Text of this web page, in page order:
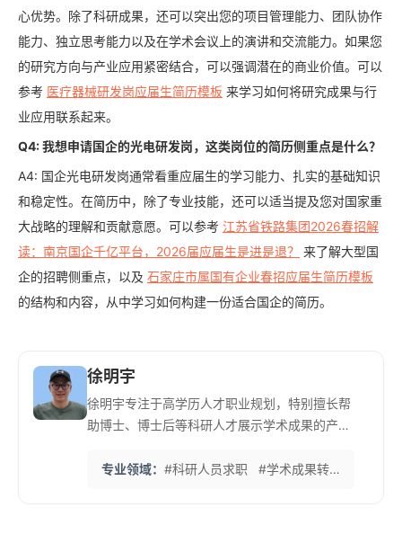
心优势。除了科研成果，还可以突出您的项目管理能力、团队协作
能力、独立思考能力以及在学术会议上的演讲和交流能力。如果您
的研究方向与产业应用紧密结合，可以强调潜在的商业价值。可以
参考 医疗器械研发岗应届生简历模板 来学习如何将研究成果与行
业应用联系起来。
Q4: 我想申请国企的光电研发岗，这类岗位的简历侧重点是什么？
A4: 国企光电研发岗通常看重应届生的学习能力、扎实的基础知识
和稳定性。在简历中，除了专业技能，还可以适当提及您对国家重
大战略的理解和贡献意愿。可以参考 江苏省铁路集团2026春招解
读：南京国企千亿平台，2026届应届生是进是退？
来了解大型国
企的招聘侧重点，以及 石家庄市属国有企业春招应届生简历模板
的结构和内容，从中学习如何构建一份适合国企的简历。
徐明宇
徐明宇专注于高学历人才职业规划，特别擅长帮
助博士、博士后等科研人才展示学术成果的产业
他的‘学术价值转化法’能够将深奥的科研经历转
专业领域： #科研人员求职 #学术成果转化